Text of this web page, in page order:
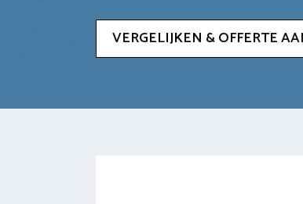
VERGELIJKEN & OFFERTE